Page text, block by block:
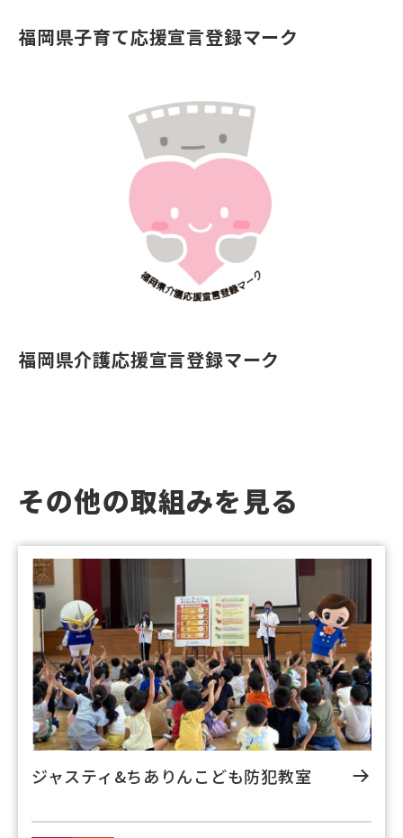
福岡県子育て応援宣言登録マーク
福岡県介護応援宣言登録マーク
その他の取組みを見る
ジャスティ&ちありんこども防犯教室